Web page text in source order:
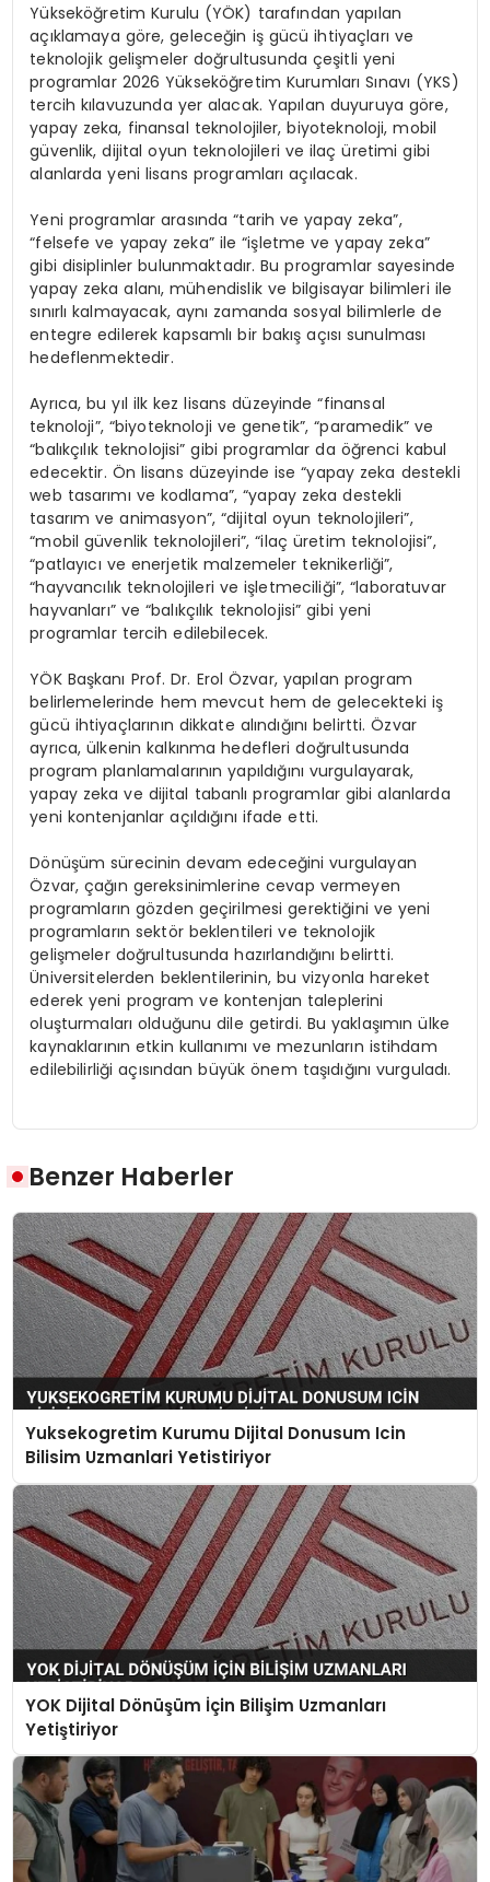
Yükseköğretim Kurulu (YÖK) tarafından yapılan
açıklamaya göre, geleceğin iş gücü ihtiyaçları ve
teknolojik gelişmeler doğrultusunda çeşitli yeni
programlar 2026 Yükseköğretim Kurumları Sınavı (YKS)
tercih kılavuzunda yer alacak. Yapılan duyuruya göre,
yapay zeka, finansal teknolojiler, biyoteknoloji, mobil
güvenlik, dijital oyun teknolojileri ve ilaç üretimi gibi
alanlarda yeni lisans programları açılacak.
Yeni programlar arasında “tarih ve yapay zeka”,
“felsefe ve yapay zeka” ile “işletme ve yapay zeka”
gibi disiplinler bulunmaktadır. Bu programlar sayesinde
yapay zeka alanı, mühendislik ve bilgisayar bilimleri ile
sınırlı kalmayacak, aynı zamanda sosyal bilimlerle de
entegre edilerek kapsamlı bir bakış açısı sunulması
hedeflenmektedir.
Ayrıca, bu yıl ilk kez lisans düzeyinde “finansal
teknoloji”, “biyoteknoloji ve genetik”, “paramedik” ve
“balıkçılık teknolojisi” gibi programlar da öğrenci kabul
edecektir. Ön lisans düzeyinde ise “yapay zeka destekli
web tasarımı ve kodlama”, “yapay zeka destekli
tasarım ve animasyon”, “dijital oyun teknolojileri”,
“mobil güvenlik teknolojileri”, “ilaç üretim teknolojisi”,
“patlayıcı ve enerjetik malzemeler teknikerliği”,
“hayvancılık teknolojileri ve işletmeciliği”, “laboratuvar
hayvanları” ve “balıkçılık teknolojisi” gibi yeni
programlar tercih edilebilecek.
YÖK Başkanı Prof. Dr. Erol Özvar, yapılan program
belirlemelerinde hem mevcut hem de gelecekteki iş
gücü ihtiyaçlarının dikkate alındığını belirtti. Özvar
ayrıca, ülkenin kalkınma hedefleri doğrultusunda
program planlamalarının yapıldığını vurgulayarak,
yapay zeka ve dijital tabanlı programlar gibi alanlarda
yeni kontenjanlar açıldığını ifade etti.
Dönüşüm sürecinin devam edeceğini vurgulayan
Özvar, çağın gereksinimlerine cevap vermeyen
programların gözden geçirilmesi gerektiğini ve yeni
programların sektör beklentileri ve teknolojik
gelişmeler doğrultusunda hazırlandığını belirtti.
Üniversitelerden beklentilerinin, bu vizyonla hareket
ederek yeni program ve kontenjan taleplerini
oluşturmaları olduğunu dile getirdi. Bu yaklaşımın ülke
kaynaklarının etkin kullanımı ve mezunların istihdam
edilebilirliği açısından büyük önem taşıdığını vurguladı.
Benzer Haberler
Yuksekogretim Kurumu Dijital Donusum Icin
Bilisim Uzmanlari Yetistiriyor
YOK Dijital Dönüşüm İçin Bilişim Uzmanları
Yetiştiriyor